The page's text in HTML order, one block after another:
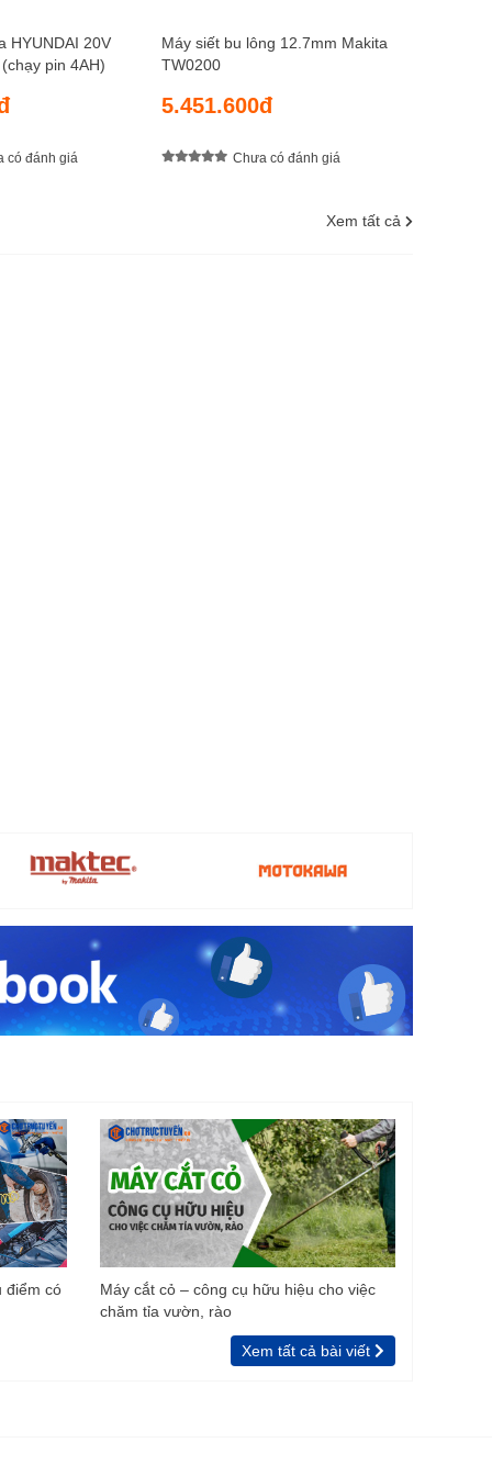
HYUNDAI 20V
pin 4AH)
có đánh giá
Máy siết bu lông 12.7mm Makita
TW0200
5.451.600đ
Chưa có đánh giá
Xem tất cả
điểm có
Máy cắt cỏ – công cụ hữu hiệu cho việc
chăm tỉa vườn, rào
Xem tất cả bài viết